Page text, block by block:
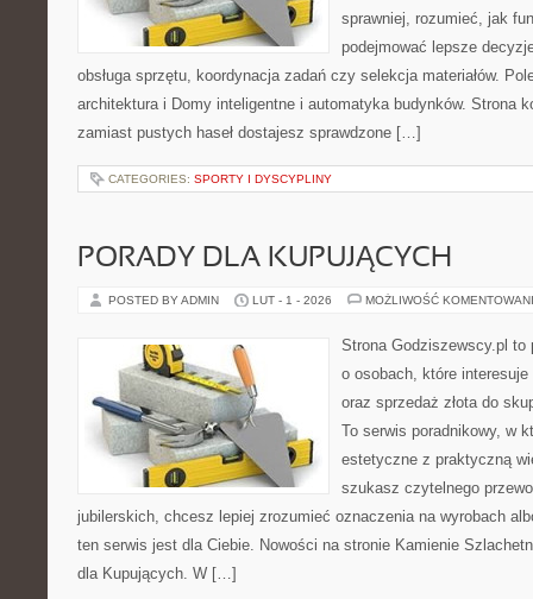
sprawniej, rozumieć, jak
podejmować lepsze
obsługa sprzętu, koordynacja zadań czy selekcja materiałów.
architektura i Domy inteligentne i automatyka budynków. Strona
zamiast pustych haseł dostajesz sprawdzone […]
CATEGORIES: SPORTY I DYSCYPLINY
PORADY DLA KUPUJĄCYCH
POSTED BY ADMIN LUT - 1 - 2026 MOŻLIWOŚĆ
Strona Godziszewscy.pl to
o osobach, które
oraz sprzedaż złota do
To serwis poradnikowy, w
estetyczne z praktyczną
szukasz czytelnego
jubilerskich, chcesz lepiej zrozumieć oznaczenia na wyrobach
ten serwis jest dla Ciebie. Nowości na stronie Kamienie
dla Kupujących. W […]